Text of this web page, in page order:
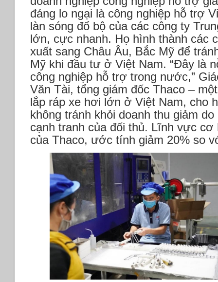
đáng lo ngại là công nghiệp hỗ trợ
làn sóng đổ bộ của các công ty
lớn, cực nhanh. Họ hình thành các
xuất sang Châu Âu, Bắc Mỹ để
Mỹ khi đầu tư ở Việt Nam. “Đây là
công nghiệp hỗ trợ trong nước,”
Văn Tài, tổng giám đốc Thaco –
lắp ráp xe hơi lớn ở Việt Nam, cho
không tránh khỏi doanh thu giảm
cạnh tranh của đối thủ. Lĩnh vực
của Thaco, ước tính giảm 20% so